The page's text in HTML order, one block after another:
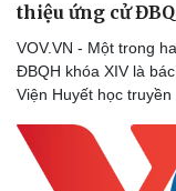
Dinh dưỡng - món
Cây thuốc
Sản phụ khoa
Nhi khoa
Nam khoa
Làm đẹp - giảm cân
thiệu ứng cử
VOV.VN - Một trong
ĐBQH khóa XIV là
Viện Huyết học